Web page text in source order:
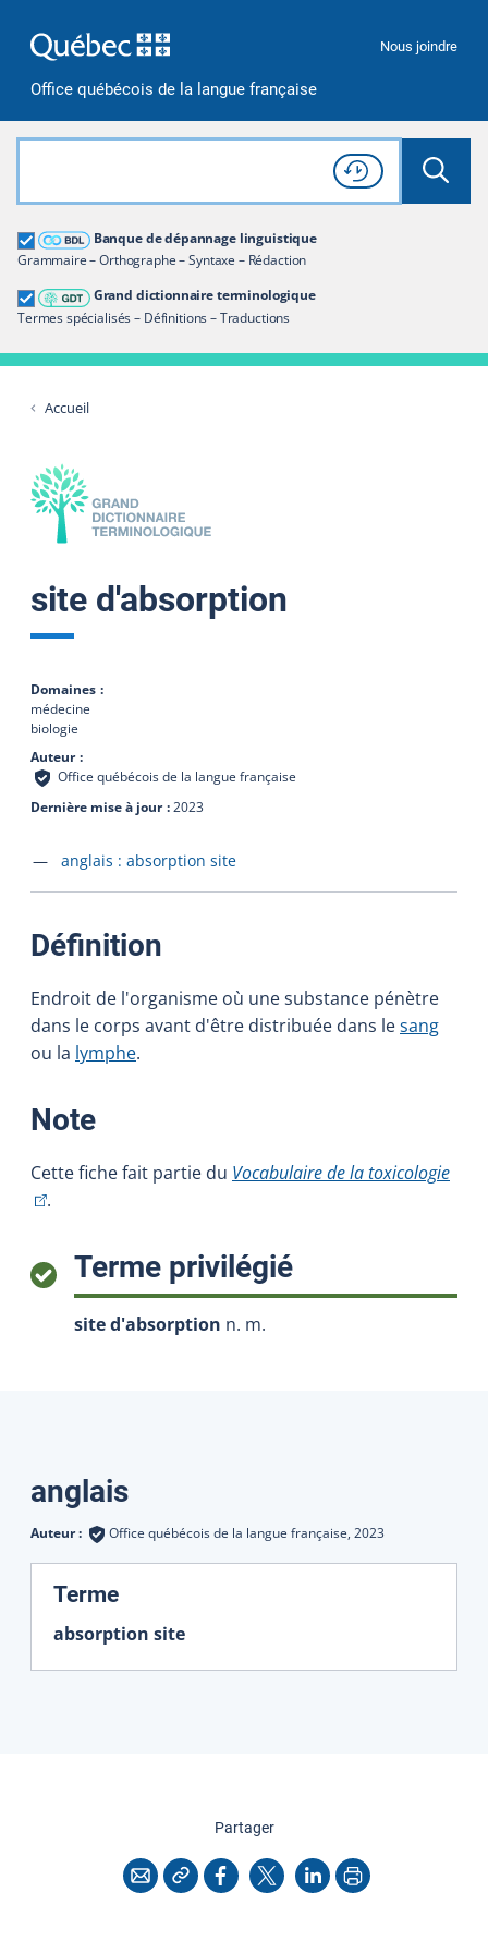
Office québécois de la langue française
Nous joindre
Rechercher dans tout le site
Lancer
Consulter l'
Historique
de recherche
Banque de dépannage linguistique
Grammaire – Orthographe – Syntaxe – Rédaction
Grand dictionnaire terminologique
Termes spécialisés – Définitions – Traductions
Grand dictionnaire terminologique
Restreindre aux termes
Accueil
site d'absorption
Domaines
médecine
biologie
Auteur
Office québécois de la langue française
Dernière mise à jour 2023
Accéder à la fiche en
anglais : absorption site
Définition
Endroit de l'organisme où une substance pénètre
dans le corps avant d'être distribuée dans lesang
ou la lymphe.
Note:
Cette fiche fait partie du Vocabulaire de la toxicologie(Cet
.
Terme privilégié:
site d'absorption n. m.
Traductions
anglais
Auteur : Office québécois de la langue française, 2023
Terme:
absorption site
Partagercette page
CourrielCopier l'adresse
Facebook
X LinkedInImprimer